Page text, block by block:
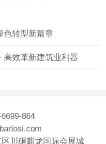
色转型新篇章
高效革新建筑业利器
864
川硐麒龙国际会展城